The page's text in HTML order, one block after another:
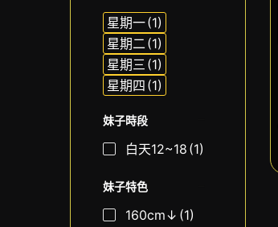
星期一(1)
星期二 (1)
星期三 (1)
星期四 (1)
妹子時段
白天12~18 (1)
妹子特色
160cm↓ (1)